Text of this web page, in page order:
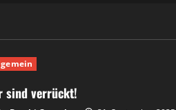
sind verrückt!